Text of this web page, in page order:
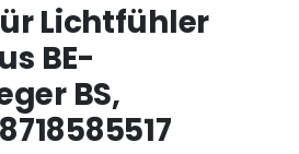
Lichtfühler
BE-
BS,